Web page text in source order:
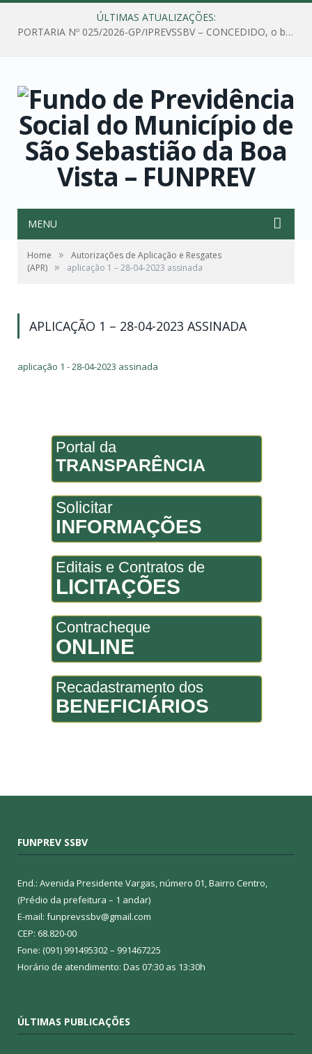
ÚLTIMAS ATUALIZAÇÕES:
PORTARIA Nº 025/2026-GP/IPREVSSBV – CONCEDIDO, o benefício de PENSÃO a MARIA ESTELA DOS SANTOS SOUZA
MENU
Home »
Autorizações de Aplicação e Resgates
(APR) » aplicação 1 – 28-04-2023 assinada
APLICAÇÃO 1 – 28-04-2023 ASSINADA
aplicação 1 - 28-04-2023 assinada
Portal da
TRANSPARÊNCIA
Solicitar
INFORMAÇÕES
Editais e Contratos de
LICITAÇÕES
Contracheque
ONLINE
Recadastramento dos
BENEFICIÁRIOS
FUNPREV SSBV
End.: Avenida Presidente Vargas, número 01, Bairro Centro,
(Prédio da prefeitura – 1 andar)
E-mail: funprevssbv@gmail.com
CEP: 68.820-00
Fone: (091) 991495302 – 991467225
Horário de atendimento: Das 07:30 as 13:30h
ÚLTIMAS PUBLICAÇÕES